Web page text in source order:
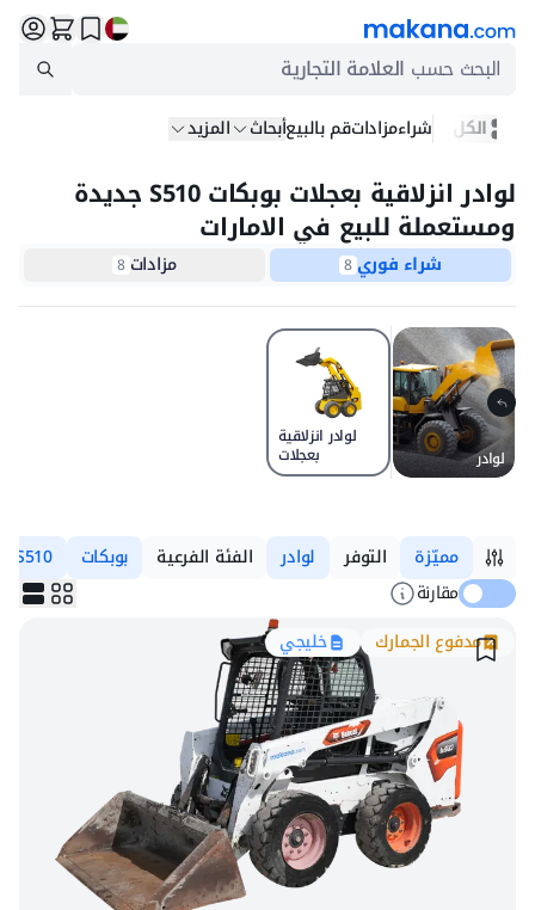
البحث حسب العلامة التجارية
الكل شراءمزاداتقم بالبيعأبحاث المزيد
لوادر انزلاقية بعجلات بوبكات S510 جديدة
ومستعملة للبيع في الامارات
شراء فوري8 مزادات 8
لوادر
لوادر انزلاقية
بعجلات
مميّزة التوفر لوادر الفئة الفرعية بوبكات
S510
مقارنة
مدفوع الجمارك
خليجي